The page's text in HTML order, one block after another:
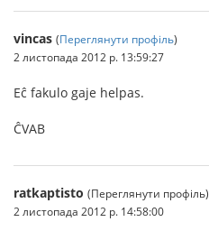
vincas (Переглянути профіль)
2 листопада 2012 р. 13:59:27
Eĉ fakulo gaje helpas.
ĈVAB
ratkaptisto (Переглянути профіль)
2 листопада 2012 р. 14:58:00